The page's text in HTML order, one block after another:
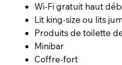
Wi-Fi gratuit haut
Lit king-size ou lits
Produits de toilette
Minibar
Coffre-fort